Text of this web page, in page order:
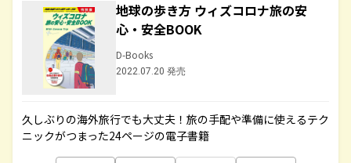
地球の歩き方 ウィズコロナ旅の安
心・安全BOOK
D-Books
2022.07.20 発売
久しぶりの海外旅行でも大丈夫！旅の手配や準備に使えるテク
ニックがつまった24ページの電子書籍